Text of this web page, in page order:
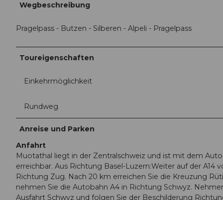
Wegbeschreibung
Pragelpass - Butzen - Silberen - Alpeli - Pragelpass
Toureigenschaften
Einkehrmöglichkeit
Rundweg
Anreise und Parken
Anfahrt
Muotathal liegt in der Zentralschweiz und ist mit dem
erreichbar. Aus Richtung Basel-Luzern:Weiter auf der A14
Richtung Zug. Nach 20 km erreichen Sie die Kreuzung
nehmen Sie die Autobahn A4 in Richtung Schwyz.
Ausfahrt Schwyz und folgen Sie der Beschilderung